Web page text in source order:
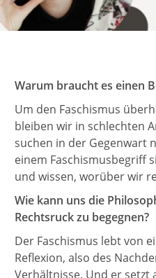
Warum braucht es einen
Um den Faschismus
bleiben wir in schlechten
suchen in der Gegenwart
einem Faschismusbegriff
und wissen, worüber wir
Wie kann uns die
Rechtsruck zu begegnen?
Der Faschismus lebt von
Reflexion, also des
Verhältnisse. Und er setzt